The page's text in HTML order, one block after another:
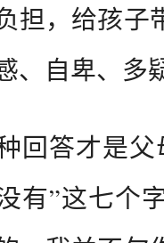
担，给孩子
、自卑、多
回答才是
有”这七个